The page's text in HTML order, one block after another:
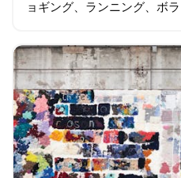
ョギング、ランニング、ボ
ートとスタンレー…